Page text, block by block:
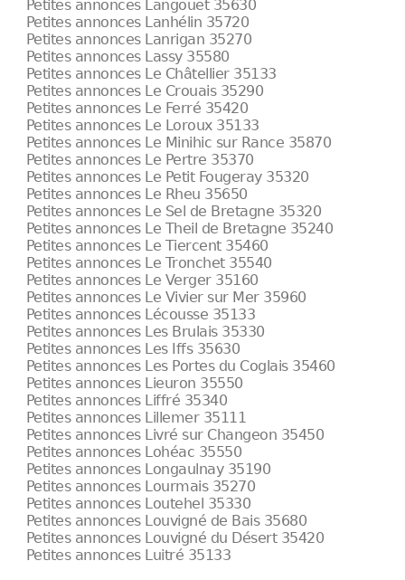
Petites annonces Langouet 35630
Petites annonces Lanhélin 35720
Petites annonces Lanrigan 35270
Petites annonces Lassy 35580
Petites annonces Le Châtellier 35133
Petites annonces Le Crouais 35290
Petites annonces Le Ferré 35420
Petites annonces Le Loroux 35133
Petites annonces Le Minihic sur Rance 35870
Petites annonces Le Pertre 35370
Petites annonces Le Petit Fougeray 35320
Petites annonces Le Rheu 35650
Petites annonces Le Sel de Bretagne 35320
Petites annonces Le Theil de Bretagne 35240
Petites annonces Le Tiercent 35460
Petites annonces Le Tronchet 35540
Petites annonces Le Verger 35160
Petites annonces Le Vivier sur Mer 35960
Petites annonces Lécousse 35133
Petites annonces Les Brulais 35330
Petites annonces Les Iffs 35630
Petites annonces Les Portes du Coglais 35460
Petites annonces Lieuron 35550
Petites annonces Liffré 35340
Petites annonces Lillemer 35111
Petites annonces Livré sur Changeon 35450
Petites annonces Lohéac 35550
Petites annonces Longaulnay 35190
Petites annonces Lourmais 35270
Petites annonces Loutehel 35330
Petites annonces Louvigné de Bais 35680
Petites annonces Louvigné du Désert 35420
Petites annonces Luitré 35133